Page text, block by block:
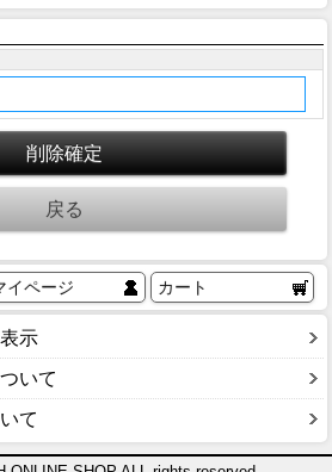
イページ カート
示
いて
て